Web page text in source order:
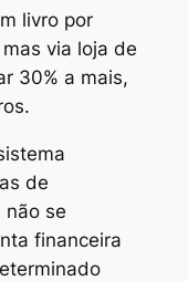
livro por
via loja de
30% a mais,
de
se
financeira